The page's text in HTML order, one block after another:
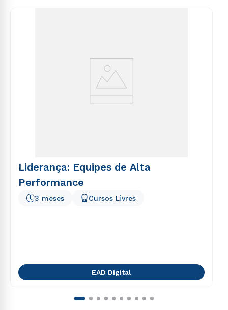
Liderança: Equipes de Alta
Performance
3 meses Cursos Livres
EAD Digital